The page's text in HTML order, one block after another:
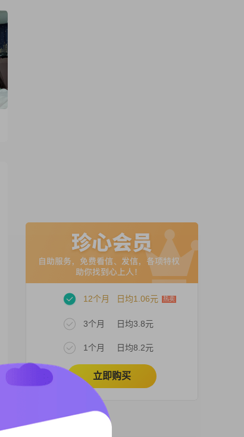
12个月 日均1.06元
3个月 日均3.8元
1个月 日均8.2元
立即购买